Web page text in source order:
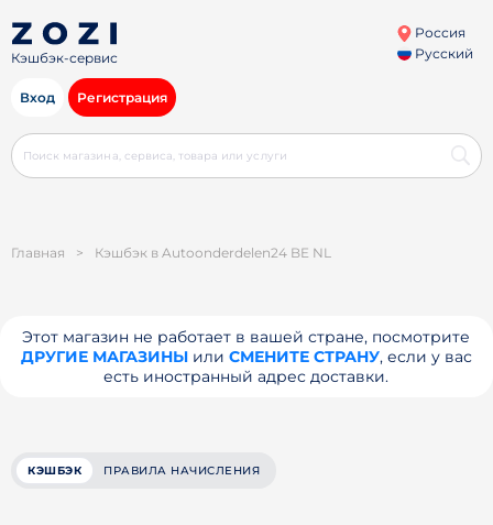
Кэшбэк-сервис
Россия
Русский
Вход Регистрация
Главная > Кэшбэк в Autoonderdelen24 BE NL
Этот магазин не работает в вашей стране, посмотрите
ДРУГИЕ МАГАЗИНЫили СМЕНИТЕ СТРАНУ, если у вас
есть иностранный адрес доставки.
КЭШБЭК ПРАВИЛА НАЧИСЛЕНИЯ